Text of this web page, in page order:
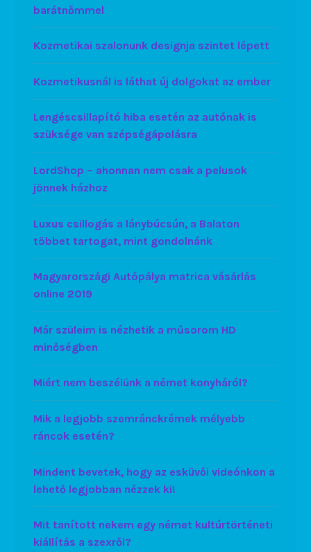
barátnőmmel
Kozmetikai szalonunk designja szintet lépett
Kozmetikusnál is láthat új dolgokat az ember
Lengéscsillapító hiba esetén az autónak is
szüksége van szépségápolásra
LordShop – ahonnan nem csak a pelusok
jönnek házhoz
Luxus csillogás a lánybúcsún, a Balaton
többet tartogat, mint gondolnánk
Magyarországi Autópálya matrica vásárlás
online 2019
Már szüleim is nézhetik a műsorom HD
minőségben
Miért nem beszélünk a német konyháról?
Mik a legjobb szemránckrémek mélyebb
ráncok esetén?
Mindent bevetek, hogy az esküvői videónkon a
lehető legjobban nézzek ki!
Mit tanított nekem egy német kultúrtörténeti
kiállítás a szexről?